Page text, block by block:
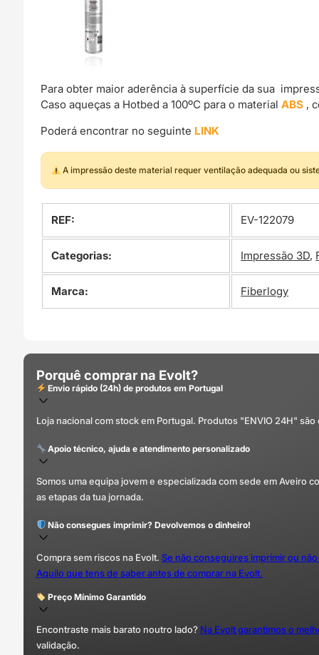
Para obter maior aderência à superfície da sua
Caso aqueças a Hotbed a 100ºC para o materialABS ,
Poderá encontrar no seguinte LINK
A impressão deste material requer ventilação adequada ou
REF: EV-122079
Categorias: Impressão 3D,
Marca: Fiberlogy
Porquê comprar na Evolt?
Envio rápido (24h) de produtos em Portugal
Loja nacional com stock em Portugal. Produtos "ENVIO 24H"
Apoio técnico, ajuda e atendimento personalizado
Somos uma equipa jovem e especializada com sede em Aveiro
as etapas da tua jornada.
Não consegues imprimir? Devolvemos o dinheiro!
Compra sem riscos na Evolt. Se não conseguires imprimir ou
Aquilo que tens de saber antes de comprar na Evolt.
Preço Mínimo Garantido
Encontraste mais barato noutro lado? Na Evolt garantimos o
validação.